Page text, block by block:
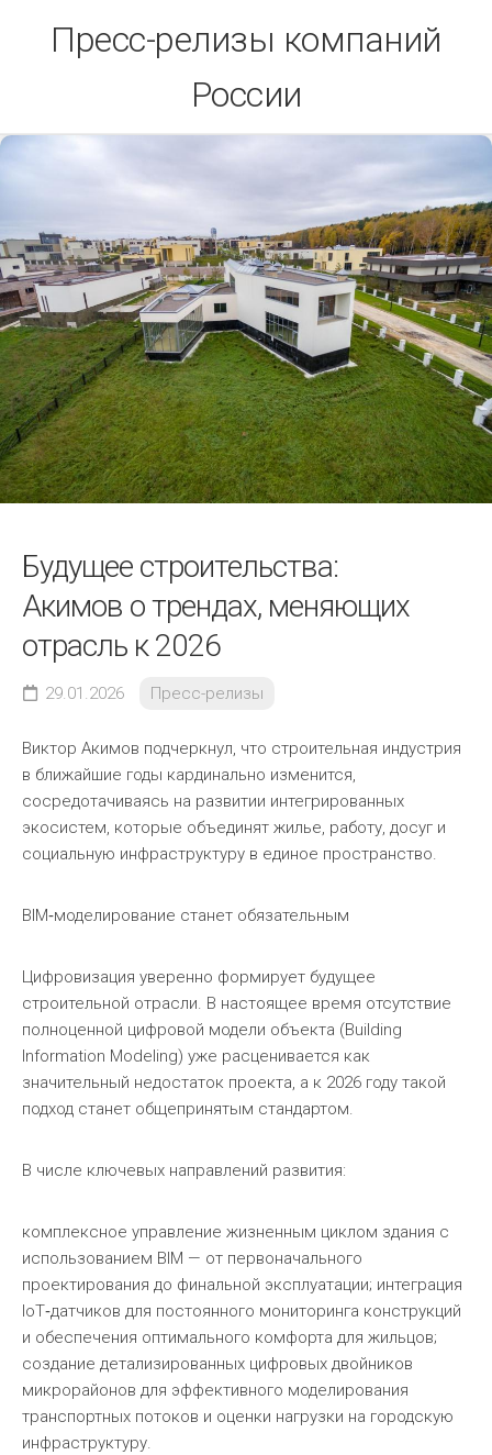
Пресс-релизы компаний
России
Будущее строительства:
Акимов о трендах, меняющих
отрасль к 2026
29.01.2026 Пресс-релизы
Виктор Акимов подчеркнул, что строительная индустрия
в ближайшие годы кардинально изменится,
сосредотачиваясь на развитии интегрированных
экосистем, которые объединят жилье, работу, досуг и
социальную инфраструктуру в единое пространство.
BIM‑моделирование станет обязательным
Цифровизация уверенно формирует будущее
строительной отрасли. В настоящее время отсутствие
полноценной цифровой модели объекта (Building
Information Modeling) уже расценивается как
значительный недостаток проекта, а к 2026 году такой
подход станет общепринятым стандартом.
В числе ключевых направлений развития:
комплексное управление жизненным циклом здания с
использованием BIM — от первоначального
проектирования до финальной эксплуатации; интеграция
IoT‑датчиков для постоянного мониторинга конструкций
и обеспечения оптимального комфорта для жильцов;
создание детализированных цифровых двойников
микрорайонов для эффективного моделирования
транспортных потоков и оценки нагрузки на городскую
инфраструктуру.